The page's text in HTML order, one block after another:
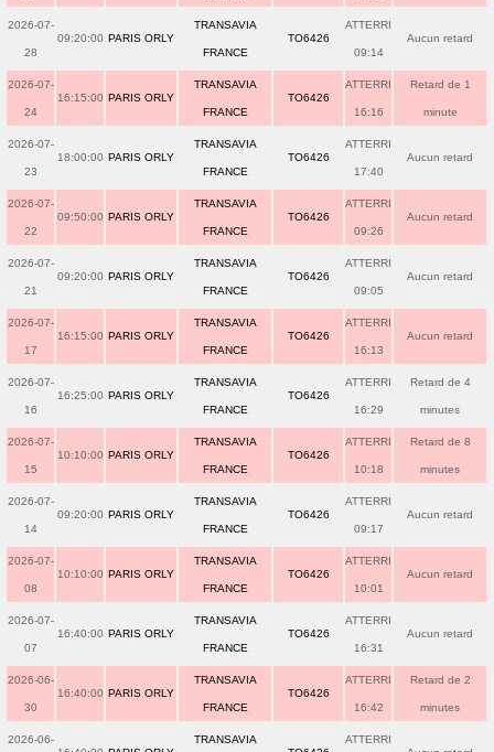
2026-07-
28
09:20:00 PARIS ORLY
TRANSAVIA
FRANCE
TO6426
ATTERRI
09:14
Aucun retard
2026-07-
24
16:15:00 PARIS ORLY
TRANSAVIA
FRANCE
TO6426
ATTERRI
16:16
Retard de 1
minute
2026-07-
23
18:00:00 PARIS ORLY
TRANSAVIA
FRANCE
TO6426
ATTERRI
17:40
Aucun retard
2026-07-
22
09:50:00 PARIS ORLY
TRANSAVIA
FRANCE
TO6426
ATTERRI
09:26
Aucun retard
2026-07-
21
09:20:00 PARIS ORLY
TRANSAVIA
FRANCE
TO6426
ATTERRI
09:05
Aucun retard
2026-07-
17
16:15:00 PARIS ORLY
TRANSAVIA
FRANCE
TO6426
ATTERRI
16:13
Aucun retard
2026-07-
16
16:25:00 PARIS ORLY
TRANSAVIA
FRANCE
TO6426
ATTERRI
16:29
Retard de 4
minutes
2026-07-
15
10:10:00 PARIS ORLY
TRANSAVIA
FRANCE
TO6426
ATTERRI
10:18
Retard de 8
minutes
2026-07-
14
09:20:00 PARIS ORLY
TRANSAVIA
FRANCE
TO6426
ATTERRI
09:17
Aucun retard
2026-07-
08
10:10:00 PARIS ORLY
TRANSAVIA
FRANCE
TO6426
ATTERRI
10:01
Aucun retard
2026-07-
07
16:40:00 PARIS ORLY
TRANSAVIA
FRANCE
TO6426
ATTERRI
16:31
Aucun retard
2026-06-
30
16:40:00 PARIS ORLY
TRANSAVIA
FRANCE
TO6426
ATTERRI
16:42
Retard de 2
minutes
2026-06- TRANSAVIA ATTERRI